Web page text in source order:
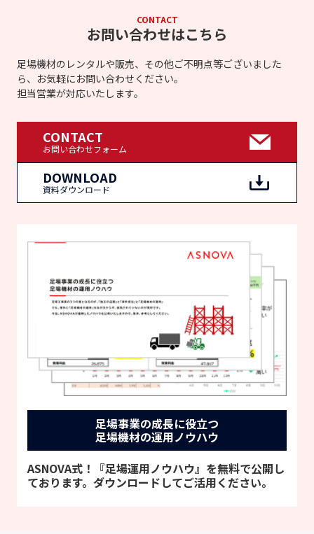
CONTACT
お問い合わせはこちら
足場機材のレンタルや販売、その他ご不明点等ございました
ら、お気軽にお問い合わせください。
担当営業が対応いたします。
DOWNLOAD
資料ダウンロード
CONTACT
お問い合わせフォーム
足場事業の成長に役立つ
足場機材の運用ノウハウ
ASNOVA式！『足場運用ノウハウ』を無料で公開し
ております。ダウンロードしてご活用ください。